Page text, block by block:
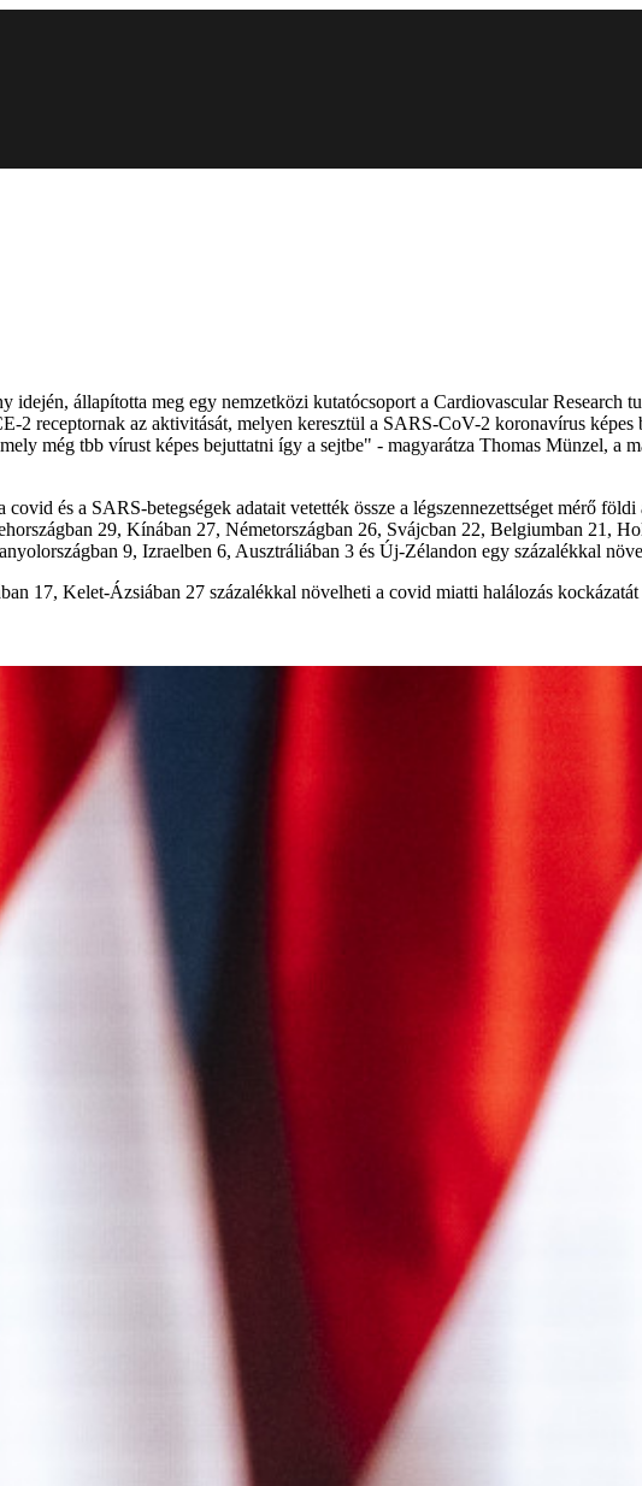
idején, állapította meg egy nemzetközi kutatócsoport a Cardiovascular Research
receptornak az aktivitását, melyen keresztül a SARS-CoV-2 koronavírus képes
még tbb vírust képes bejuttatni így a sejtbe" - magyarátza Thomas Münzel, a
és a SARS-betegségek adatait vetették össze a légszennezettséget mérő
29, Kínában 27, Németországban 26, Svájcban 22, Belgiumban 21,
9, Izraelben 6, Ausztráliában 3 és Új-Zélandon egy százalékkal
17, Kelet-Ázsiában 27 százalékkal növelheti a covid miatti halálozás